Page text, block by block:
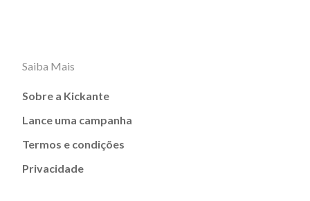
Saiba Mais
Sobre a Kickante
Lance uma campanha
Termos e condições
Privacidade